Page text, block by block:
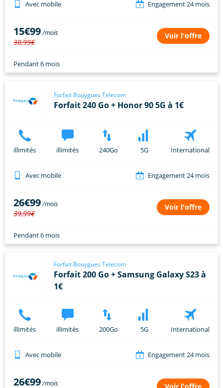
Avec mobile Engagement 24 mois
15€99
30,99€
Voir l'offre
Pendant 6 mois
Forfait Bouygues Telecom
Forfait 240 Go + Honor 90 5G à 1€
illimités illimités 240Go 5G International
Avec mobile Engagement 24 mois
26€99
39,99€
Voir l'offre
Pendant 6 mois
Forfait Bouygues Telecom
Forfait 200 Go + Samsung Galaxy S23 à
1€
illimités illimités 200Go 5G International
Avec mobile Engagement 24 mois
26€99